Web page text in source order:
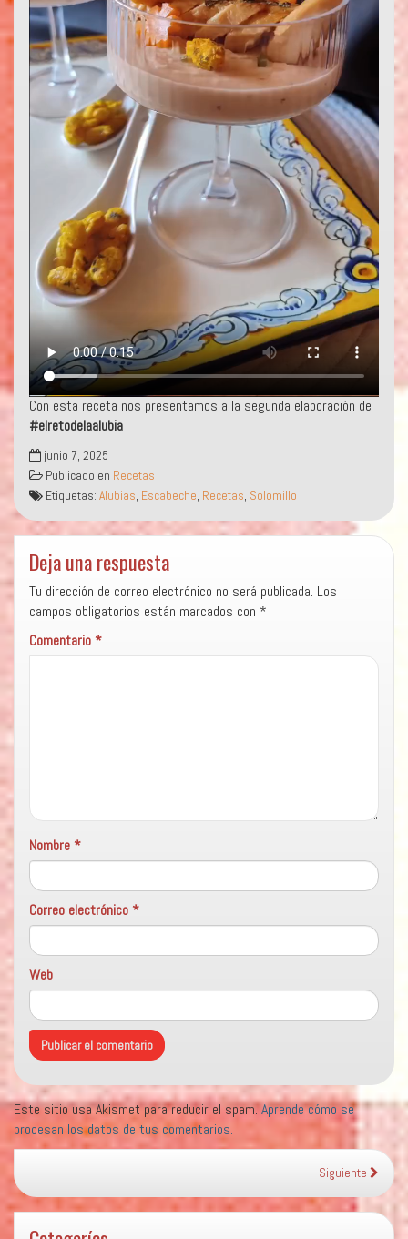
Con esta receta nos presentamos a la segunda elaboración de
#elretodelaalubia
junio 7, 2025
Publicado en Recetas
Etiquetas: Alubias, Escabeche, Recetas, Solomillo
Deja una respuesta
Tu dirección de correo electrónico no será publicada. Los
campos obligatorios están marcados con *
Comentario*
Nombre *
Correo electrónico *
Web
Este sitio usa Akismet para reducir el spam.Aprende cómo se
procesan los datos de tus comentarios.
Siguiente